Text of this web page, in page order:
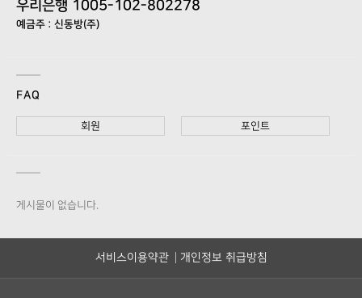
우리은행 1005-102-802278
예금주 : 신동방(주)
FAQ
회원 포인트
게시물이 없습니다.
서비스이용약관 개인정보 취급방침